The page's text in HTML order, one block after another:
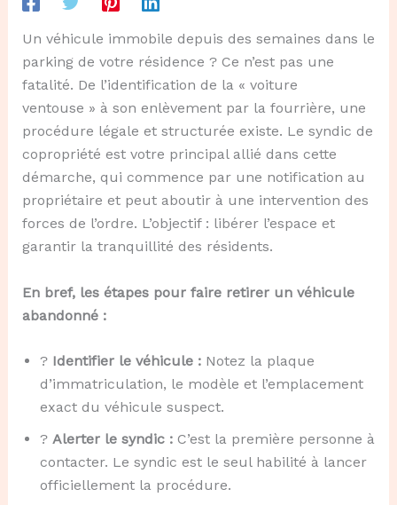
Un véhicule immobile depuis des semaines dans le
parking de votre résidence ? Ce n’est pas une
fatalité. De l’identification de la « voiture
ventouse » à son enlèvement par la fourrière, une
procédure légale et structurée existe. Le syndic de
copropriété est votre principal allié dans cette
démarche, qui commence par une notification au
propriétaire et peut aboutir à une intervention des
forces de l’ordre. L’objectif : libérer l’espace et
garantir la tranquillité des résidents.
En bref, les étapes pour faire retirer un véhicule
abandonné :
? Identifier le véhicule :Notez la plaque
d’immatriculation, le modèle et l’emplacement
exact du véhicule suspect.
?️ Alerter le syndic :C’est la première personne à
contacter. Le syndic est le seul habilité à lancer
officiellement la procédure.